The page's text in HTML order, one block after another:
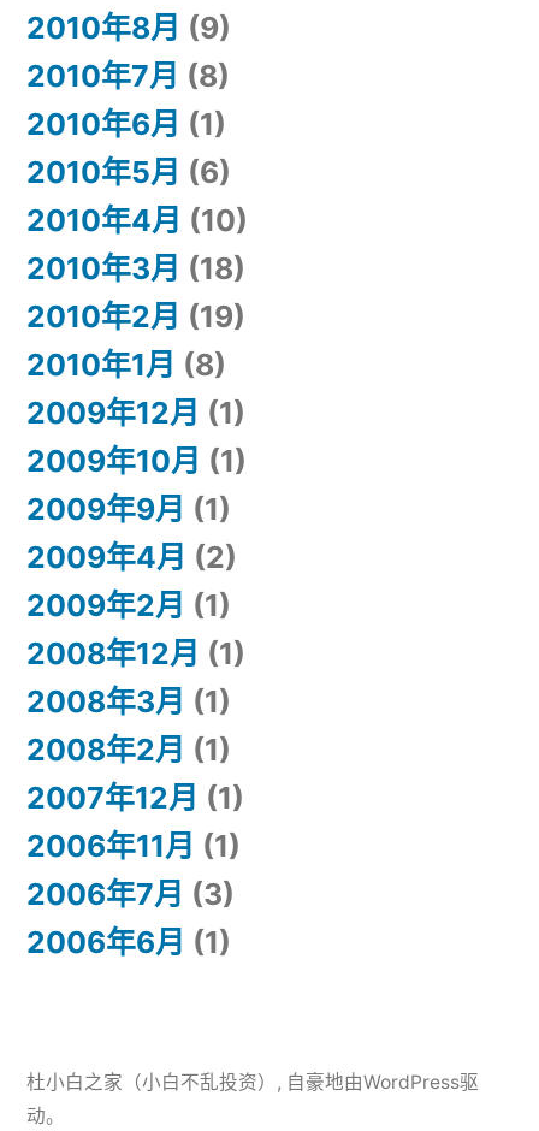
2010年8月 (9)
2010年7月 (8)
2010年6月 (1)
2010年5月 (6)
2010年4月 (10)
2010年3月 (18)
2010年2月 (19)
2010年1月 (8)
2009年12月 (1)
2009年10月 (1)
2009年9月 (1)
2009年4月 (2)
2009年2月 (1)
2008年12月 (1)
2008年3月 (1)
2008年2月 (1)
2007年12月 (1)
2006年11月 (1)
2006年7月 (3)
2006年6月 (1)
杜小白之家（小白不乱投资） , 自豪地由WordPress驱
动。